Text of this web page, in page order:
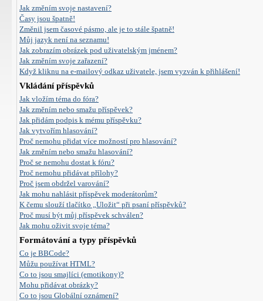
Jak změním svoje nastavení?
Časy jsou špatně!
Změnil jsem časové pásmo, ale je to stále špatně!
Můj jazyk není na seznamu!
Jak zobrazím obrázek pod uživatelským jménem?
Jak změním svoje zařazení?
Když kliknu na e-mailový odkaz uživatele, jsem vyzván k přihlášení!
Vkládání příspěvků
Jak vložím téma do fóra?
Jak změním nebo smažu příspěvek?
Jak přidám podpis k mému příspěvku?
Jak vytvořím hlasování?
Proč nemohu přidat více možností pro hlasování?
Jak změním nebo smažu hlasování?
Proč se nemohu dostat k fóru?
Proč nemohu přidávat přílohy?
Proč jsem obdržel varování?
Jak mohu nahlásit příspěvek moderátorům?
K čemu slouží tlačítko „Uložit“ při psaní příspěvků?
Proč musí být můj příspěvek schválen?
Jak mohu oživit svoje téma?
Formátování a typy příspěvků
Co je BBCode?
Můžu používat HTML?
Co to jsou smajlíci (emotikony)?
Mohu přidávat obrázky?
Co to jsou Globální oznámení?